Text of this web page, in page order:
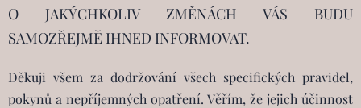
O JAKÝCHKOLIV ZMĚNÁCH VÁS BUDU
SAMOZŘEJMĚ IHNED INFORMOVAT.
Děkuji všem za dodržování všech specifických pravidel,
pokynů a nepříjemných opatření. Věřím, že jejich účinnost